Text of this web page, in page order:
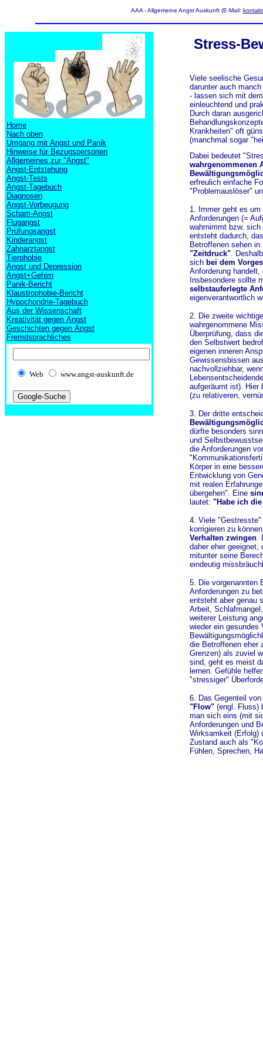
AAA - Allgemeine Angst Auskunft (E-Mail:
Home
Nach oben
Umgang mit Angst und Panik
Hinweise für Bezugspersonen
Allgemeines zur "Angst"
Angst-Entstehung
Angst-Tests
Angst-Tagebuch
Diagnosen
Angst-Vorbeugung
Scham-Angst
Flugangst
Prüfungsangst
Kinderangst
Zahnarztangst
Tierphobie
Angst und Depression
Angst+Gehirn
Panik-Bericht
Klaustrophobie-Bericht
Hypochondrie-Tagebuch
Aus der Wissenschaft
Kreativität gegen Angst
Geschichten gegen Angst
Fremdsprachliches
Web www.angst-auskunft.de
Stress-
Viele seelische
darunter auch
- lassen sich mit
einleuchtend und
Durch daran
Krankheiten" oft
(manchmal sogar
Dabei bedeutet
wahrgenommenen
erfreulich einfache
"Problemauslöser"
1. Immer geht es
Anforderungen (=
wahrnimmt bzw.
entsteht dadurch,
Betroffenen sehen
"Zeitdruck".
sich bei dem
Anforderung
Insbesondere sollte
selbstauferlegte
eigenverantwortlich
2. Die zweite
wahrgenommene
Überprüfung, dass
den Selbstwert
eigenen inneren
Gewissensbissen
nachvollziehbar,
aufgeräumt ist). Hier
(zu relativeren,
3. Der dritte
dürfte besonders
und
die Anforderungen
Körper in eine
Entwicklung von
mit realen
übergehen". Eine
lautet: "Habe ich
4. Viele "Gestresste"
korrigieren zu
Verhalten zwingen.
daher eher
mitunter seine
eindeutig
5. Die vorgenannten
Anforderungen zu
entsteht aber genau
Arbeit,
weiterer Leistung
wieder ein gesundes
die Betroffenen eher
Grenzen) als zuviel
sind, geht es meist
lernen. Gefühle
"stressiger"
6. Das Gegenteil
"Flow"(engl. Fluss)
man sich eins (mit
Anforderungen und
Wirksamkeit (Erfolg)
Zustand auch als
Fühlen, Sprechen,